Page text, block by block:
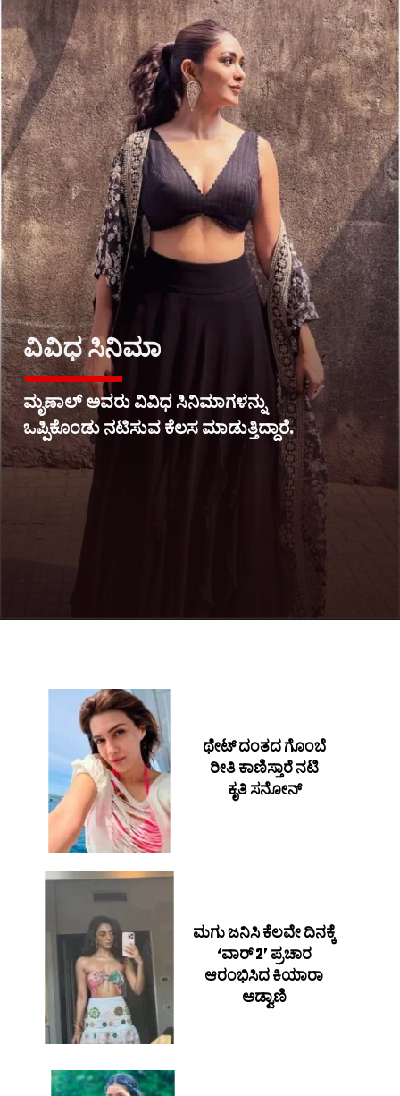
ವಿವಿಧ ಸಿನಿಮಾ
ಮೃಣಾಲ್ ಅವರು ವಿವಿಧ ಸಿನಿಮಾಗಳನ್ನು
ಒಪ್ಪಿಕೊಂಡು ನಟಿಸುವ ಕೆಲಸ ಮಾಡುತ್ತಿದ್ದಾರೆ.
ಮಗು ಜನಿಸಿ ಕೆಲವೇ ದಿನಕ್ಕೆ
‘ವಾರ್ 2’ ಪ್ರಚಾರ
ಆರಂಭಿಸಿದ ಕಿಯಾರಾ
ಅಡ್ವಾಣಿ
ಥೇಟ್ ದಂತದ ಗೊಂಬೆ
ರೀತಿ ಕಾಣಿಸ್ತಾರೆ ನಟಿ
ಕೃತಿ ಸನೋನ್